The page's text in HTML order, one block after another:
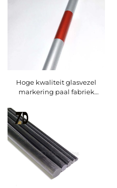
Hoge kwaliteit glasvezel
markering paal fabriek